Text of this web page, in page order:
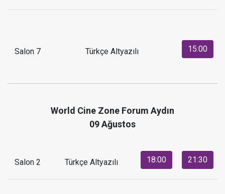
Salon 7 Türkçe Altyazılı 15:00
World Cine Zone Forum Aydın
09 Ağustos
Salon 2 Türkçe Altyazılı 18:00 21:30